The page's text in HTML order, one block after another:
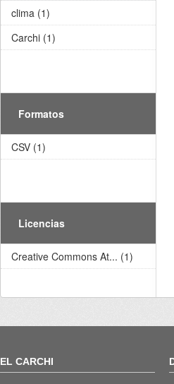
clima (1)
Carchi (1)
Formatos
CSV (1)
Licencias
Creative Commons At... (1)
EL CARCHI